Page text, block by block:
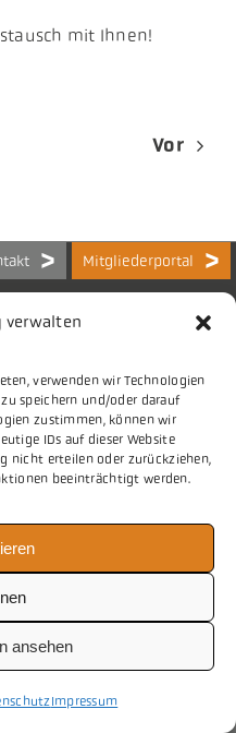
verwalten
verwenden wir Technologien
speichern und/oder darauf
zustimmen, können wir
IDs auf dieser Website
nicht erteilen oder zurückziehen,
beeinträchtigt werden.
ansehen
Impressum
mit Ihnen!
Vor
Mitgliederportal
e.V.